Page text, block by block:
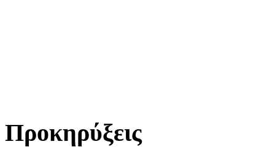
Προκηρύξεις